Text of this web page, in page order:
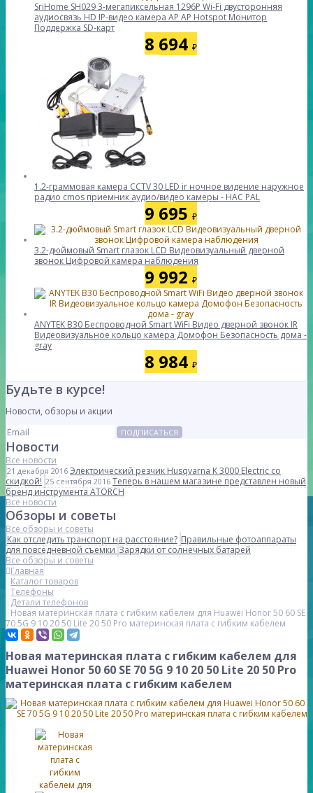
SriHome SH029 3-мегапиксельная 1296P Wi-Fi двусторонняя
аудиосвязь HD IP-видео камера AP AP Hotspot Монитор
Поддержка SD-карт
8 694 ₽
1.2-граммовая камера CCTV 30 LED ir ночное видение наружное
радио cmos приемник аудио/видео камеры - НАС PAL
9 695 ₽
3.2-дюймовый Smart глазок LCD Видеовизуальный дверной
звонок Цифровой камера наблюдения
9 992 ₽
ANYTEK B30 Беспроводной Smart WiFi Видео дверной звонок IR
Видеовизуальное кольцо камера Домофон Безопасность дома -
gray
8 984 ₽
Будьте в курсе!
Новости, обзоры и акции
ПОДПИСАТЬСЯ
Новости
Все новости
21 декабря 2016 Электрический резчик Husqvarna K 3000 Electric со
скидкой! 25 сентября 2016 Теперь в нашем магазине представлен новый
бренд инструмента ATORCH
Все новости
Обзоры и советы
Все обзоры и советы
Как отследить транспорт на расстояние? Правильные фотоаппараты
для повседневной съемкиЗарядки от солнечных батарей
Все обзоры и советы
Главная
Каталог товаров
Телефоны
Детали телефонов
Новая материнская плата с гибким кабелем для Huawei Honor 50 60 SE
70 5G 9 10 20 50 Lite 20 50 Pro материнская плата с гибким кабелем
Новая материнская плата с гибким кабелем для
Huawei Honor 50 60 SE 70 5G 9 10 20 50 Lite 20 50 Pro
материнская плата с гибким кабелем